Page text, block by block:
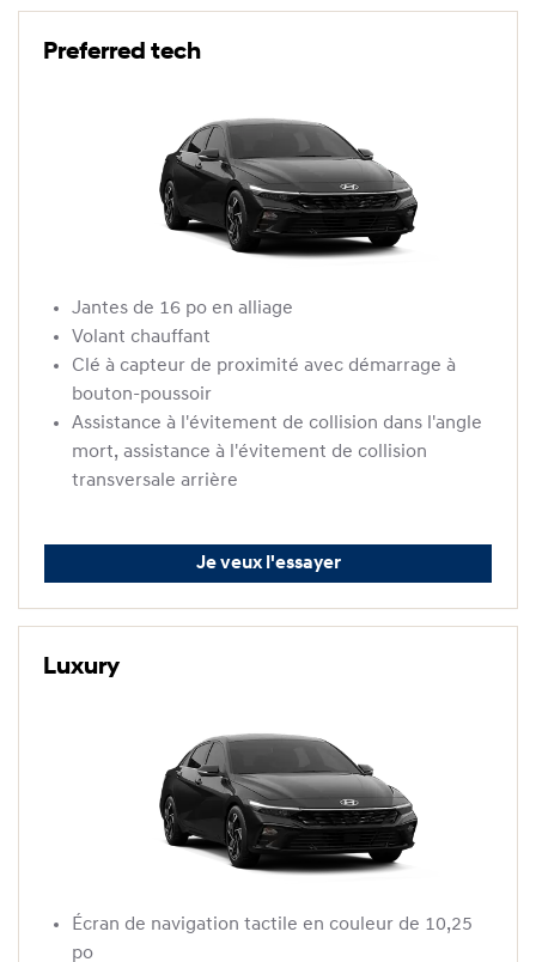
Preferred tech
Jantes de 16 po en alliage
Volant chauffant
Clé à capteur de proximité avec démarrage à
bouton-poussoir
Assistance à l'évitement de collision dans l'angle
mort, assistance à l'évitement de collision
transversale arrière
Je veux l'essayer
Luxury
Écran de navigation tactile en couleur de 10,25
po